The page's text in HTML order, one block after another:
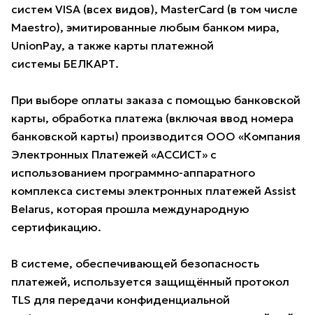
систем VISA (всех видов), MasterCard (в том числе
Maestro), эмитированные любым банком мира,
UnionPay, а также карты платежной
системы БЕЛКАРТ.
При выборе оплаты заказа с помощью банковской
карты, обработка платежа (включая ввод номера
банковской карты) производится ООО «Компания
Электронных Платежей «АССИСТ» с
использованием программно-аппаратного
комплекса системы электронных платежей Assist
Belarus, которая прошла международную
сертификацию.
В системе, обеспечивающей безопасность
платежей, используется защищённый протокол
TLS для передачи конфиденциальной